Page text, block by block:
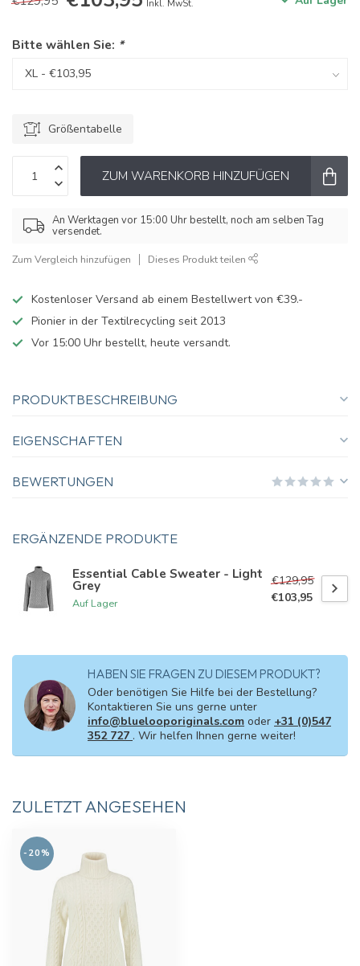
Inkl. MwSt.
Bitte wählen Sie: *
Größentabelle
ZUM WARENKORB HINZUFÜGEN
An Werktagen vor 15:00 Uhr bestellt, noch am selben Tag
versendet.
Zum Vergleich hinzufügen Dieses Produkt teilen
Kostenloser Versand ab einem Bestellwert von €39.-
Pionier in der Textilrecycling seit 2013
Vor 15:00 Uhr bestellt, heute versandt.
PRODUKTBESCHREIBUNG
EIGENSCHAFTEN
BEWERTUNGEN
ERGÄNZENDE PRODUKTE
Essential Cable Sweater - Light
Grey
Auf Lager
€129,95
€103,95
HABEN SIE FRAGEN ZU DIESEM PRODUKT?
Oder benötigen Sie Hilfe bei der Bestellung?
Kontaktieren Sie uns gerne unter
info@bluelooporiginals.com oder +31 (0)547
352 727 . Wir helfen Ihnen gerne weiter!
ZULETZT ANGESEHEN
-20%